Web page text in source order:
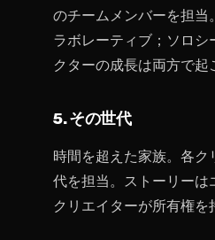
のチームメンバーを担当
ラボレーティブ；ソロシ
クターの成長は両方で起
5. その世代
時間を超えた家族。各ク
代を担当。ストーリーは
クリエイターが所有権を